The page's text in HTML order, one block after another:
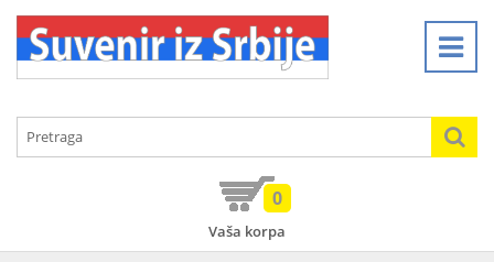
Vaša korpa
0